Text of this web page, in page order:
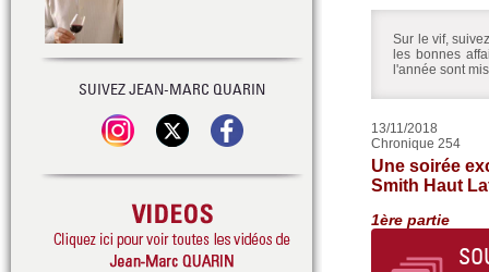
Sur le vif,
les bonnes
l'année sont
13/11/2018
Chronique 254
Une soirée
Smith Haut
1ère partie
SUIVEZ JEAN-MARC QUARIN